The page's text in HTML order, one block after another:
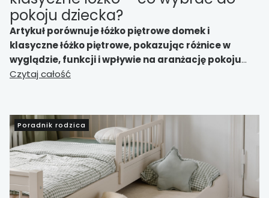
pokoju dziecka?
Artykuł porównuje łóżko piętrowe domek i
klasyczne łóżko piętrowe, pokazując różnice w
wyglądzie, funkcji i wpływie na aranżację pokoju
dziecka.Wyjaśnia, kiedy lepiej wybrać model bardziej
na dłuższy czas.
Czytaj całość
Poradnik rodzica